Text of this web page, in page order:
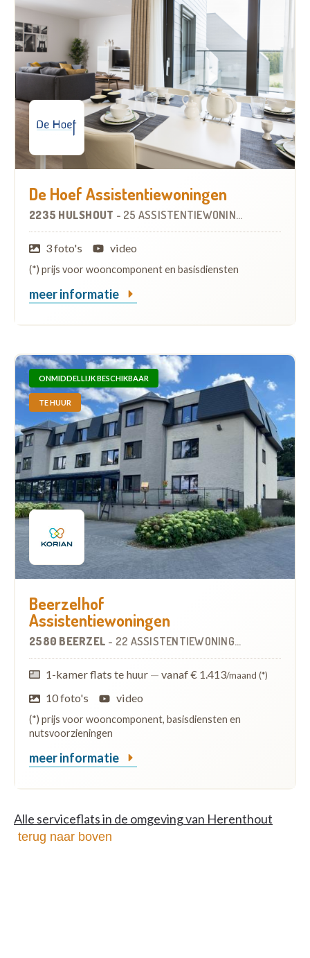
De Hoef Assistentiewoningen
2235 HULSHOUT - 25 ASSISTENTIEWONINGEN
3 foto's video
(*) prijs voor wooncomponent en basisdiensten
meer informatie
ONMIDDELLIJK BESCHIKBAAR
TE HUUR
Beerzelhof
Assistentiewoningen
2580 BEERZEL - 22 ASSISTENTIEWONINGEN
1-kamer flats te huur — vanaf € 1.413/maand (*)
10 foto's video
(*) prijs voor wooncomponent, basisdiensten en
nutsvoorzieningen
meer informatie
Alle serviceflats in de omgeving van Herenthout
terug naar boven